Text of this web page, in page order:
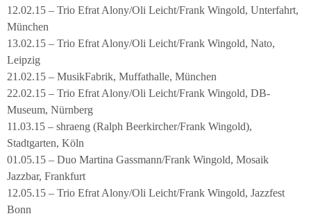
12.02.15 – Trio Efrat Alony/Oli Leicht/Frank Wingold, Unterfahrt,
München
13.02.15 – Trio Efrat Alony/Oli Leicht/Frank Wingold, Nato,
Leipzig
21.02.15 – MusikFabrik, Muffathalle, München
22.02.15 – Trio Efrat Alony/Oli Leicht/Frank Wingold, DB-
Museum, Nürnberg
11.03.15 – shraeng (Ralph Beerkircher/Frank Wingold),
Stadtgarten, Köln
01.05.15 – Duo Martina Gassmann/Frank Wingold, Mosaik
Jazzbar, Frankfurt
12.05.15 – Trio Efrat Alony/Oli Leicht/Frank Wingold, Jazzfest
Bonn